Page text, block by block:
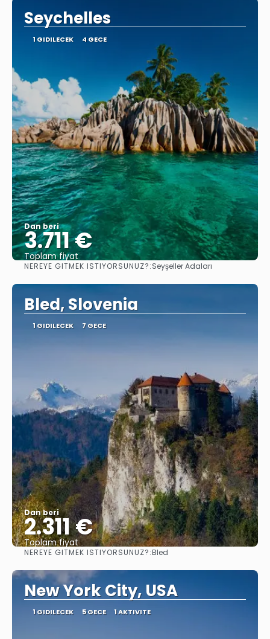
Seychelles
1 GIDILECEK 4 GECE
Dan beri
3.711 €
Toplam fiyat
Görüntüle
NEREYE GITMEK ISTIYORSUNUZ?:Seyşeller Adaları
Bled, Slovenia
1 GIDILECEK 7 GECE
Dan beri
2.311 €
Toplam fiyat
Görüntüle
NEREYE GITMEK ISTIYORSUNUZ?:Bled
New York City, USA
1 GIDILECEK 5 GECE 1 AKTIVITE